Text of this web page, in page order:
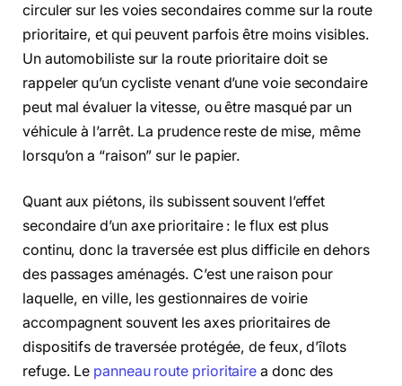
circuler sur les voies secondaires comme sur la route
prioritaire, et qui peuvent parfois être moins visibles.
Un automobiliste sur la route prioritaire doit se
rappeler qu’un cycliste venant d’une voie secondaire
peut mal évaluer la vitesse, ou être masqué par un
véhicule à l’arrêt. La prudence reste de mise, même
lorsqu’on a “raison” sur le papier.
Quant aux piétons, ils subissent souvent l’effet
secondaire d’un axe prioritaire : le flux est plus
continu, donc la traversée est plus difficile en dehors
des passages aménagés. C’est une raison pour
laquelle, en ville, les gestionnaires de voirie
accompagnent souvent les axes prioritaires de
dispositifs de traversée protégée, de feux, d’îlots
refuge. Le panneau route prioritaire a donc des